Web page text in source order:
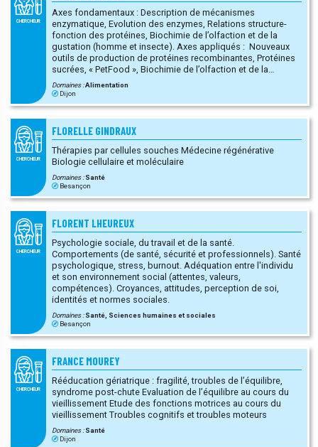
CHERCHEUR
Axes fondamentaux : Description de mécanismes
enzymatique, Evolution des enzymes, Relations structure-
fonction des protéines, Biochimie de l’olfaction et de la
gustation (homme et insecte). Axes appliqués : Nouveaux
outils de production de protéines recombinantes, Protéines
sucrées, « PetFood », Biochimie de l’olfaction et de la
gustation (homme et insecte).
Domaines :Alimentation
Dijon
CHERCHEUR
FLORELLE GINDRAUX
Thérapies par cellules souches Médecine régénérative
Biologie cellulaire et moléculaire
Domaines :Santé
Besançon
CHERCHEUR
FLORENT LHEUREUX
Psychologie sociale, du travail et de la santé.
Comportements (de santé, sécurité et professionnels). Santé
psychologique, stress, burnout. Adéquation entre l'individu
et son environnement social (attentes, valeurs,
compétences). Croyances, attitudes, perception de soi,
Domaines :Santé, Sciences humaines et sociales
Besançon
CHERCHEUR
FRANCE MOUREY
Rééducation gériatrique : fragilité, troubles de l’équilibre,
syndrome post-chute Evaluation de l’équilibre au cours du
vieillissement Etude des fonctions motrices au cours du
vieillissement Troubles cognitifs et troubles moteurs
Domaines :Santé
Dijon